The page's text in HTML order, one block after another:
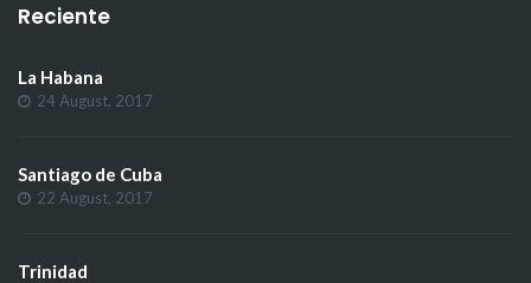
Reciente
La Habana
24 August, 2017
Santiago de Cuba
22 August, 2017
Trinidad